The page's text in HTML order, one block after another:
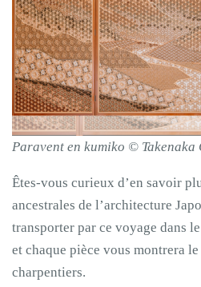
Paravent en kumiko © Takenaka
Êtes-vous curieux d’en savoir
ancestrales de l’architecture
transporter par ce voyage dans
et chaque pièce vous montrera
charpentiers.